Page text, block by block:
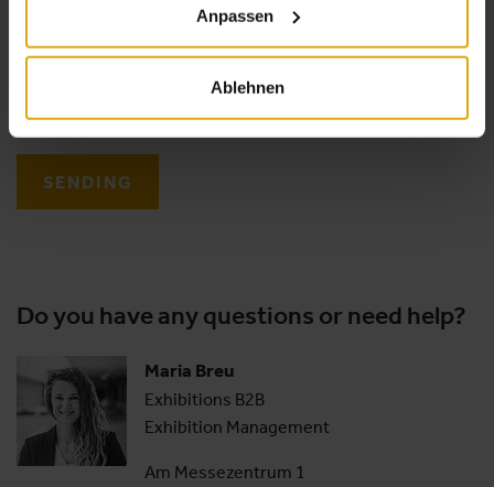
Anpassen
Ablehnen
Phone number
SENDING
Do you have any questions or need help?
Maria Breu
Exhibitions B2B
Exhibition Management
Am Messezentrum 1